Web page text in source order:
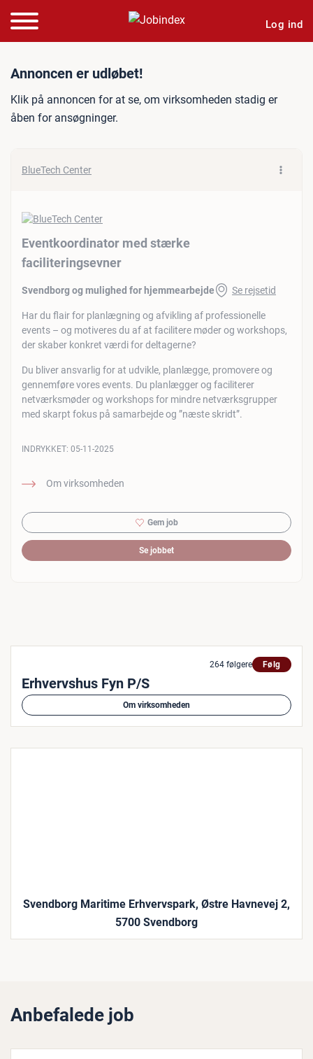
Log ind
Jobannonce:
Annoncen er udløbet!
Klik på annoncen for at se, om virksomheden stadig er
åben for ansøgninger.
BlueTech Center
Eventkoordinator med stærke
faciliteringsevner
Svendborg og mulighed for hjemmearbejde Se rejsetid
Har du flair for planlægning og afvikling af professionelle
events – og motiveres du af at facilitere møder og workshops,
der skaber konkret værdi for deltagerne?
Du bliver ansvarlig for at udvikle, planlægge, promovere og
gennemføre vores events. Du planlægger og faciliterer
netværksmøder og workshops for mindre netværksgrupper
med skarpt fokus på samarbejde og ”næste skridt”.
Om virksomheden
INDRYKKET: 05-11-2025
Gem job
Se jobbet
264 følgere Følg
Erhvervshus Fyn P/S
Om virksomheden
Svendborg Maritime Erhvervspark, Østre Havnevej 2,
5700 Svendborg
Anbefalede job